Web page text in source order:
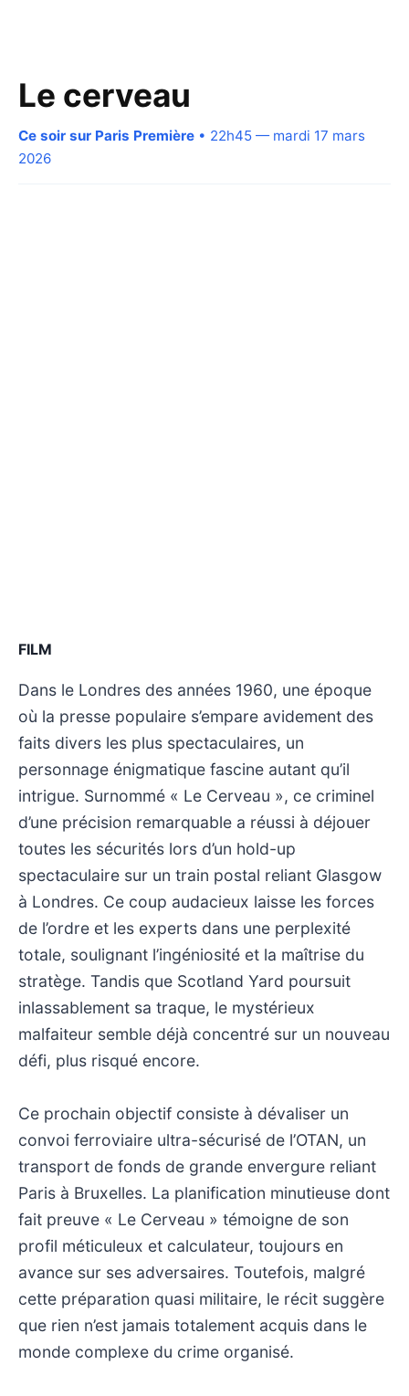
Le cerveau
Ce soir sur Paris Première • 22h45 — mardi 17 mars
2026
FILM
Dans le Londres des années 1960, une époque
où la presse populaire s’empare avidement des
faits divers les plus spectaculaires, un
personnage énigmatique fascine autant qu’il
intrigue. Surnommé « Le Cerveau », ce criminel
d’une précision remarquable a réussi à déjouer
toutes les sécurités lors d’un hold-up
spectaculaire sur un train postal reliant Glasgow
à Londres. Ce coup audacieux laisse les forces
de l’ordre et les experts dans une perplexité
totale, soulignant l’ingéniosité et la maîtrise du
stratège. Tandis que Scotland Yard poursuit
inlassablement sa traque, le mystérieux
malfaiteur semble déjà concentré sur un nouveau
défi, plus risqué encore.
Ce prochain objectif consiste à dévaliser un
convoi ferroviaire ultra-sécurisé de l’OTAN, un
transport de fonds de grande envergure reliant
Paris à Bruxelles. La planification minutieuse dont
fait preuve « Le Cerveau » témoigne de son
profil méticuleux et calculateur, toujours en
avance sur ses adversaires. Toutefois, malgré
cette préparation quasi militaire, le récit suggère
que rien n’est jamais totalement acquis dans le
monde complexe du crime organisé.